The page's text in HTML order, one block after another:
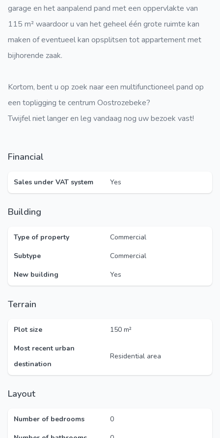
garage en het aanpalend pand met een oppervlakte van
115 m² waardoor u van het geheel één grote ruimte kan
maken of eventueel kan opsplitsen tot appartement met
bijhorende zaak.
Kortom, bent u op zoek naar een multifunctioneel pand op
een topligging te centrum Oostrozebeke?
Twijfel niet langer en leg vandaag nog uw bezoek vast!
Financial
Sales under VAT system Yes
Building
Type of property
Commercial
Subtype
Commercial
New building
Yes
Terrain
Plot size
150 m²
Most recent urban
destination
Residential area
Layout
Number of bedrooms
0